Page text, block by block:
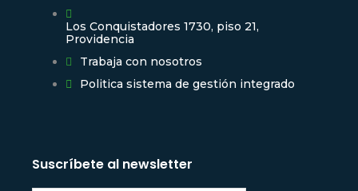
Los Conquistadores 1730, piso 21,
Providencia
Trabaja con nosotros
Politica sistema de gestión integrado
Suscríbete al newsletter